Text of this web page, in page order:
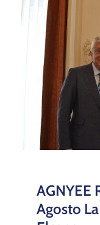
AGNYEE
Agosto